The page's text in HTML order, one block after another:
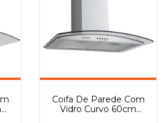
Coifa De Parede Com
Vidro Curvo 60cm